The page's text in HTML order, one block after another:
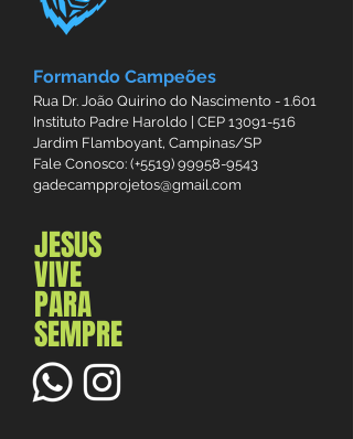
Formando Campeões
Rua Dr. João Quirino do Nascimento - 1.601
Instituto Padre Haroldo | CEP 13091-516
Jardim Flamboyant, Campinas/SP
Fale Conosco: (+5519) 99958-9543
gadecampprojetos@gmail.com
JESUS
VIVE
PARA
SEMPRE